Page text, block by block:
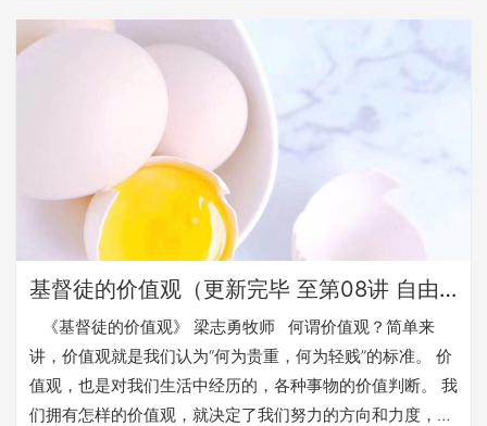
https://fy116.org/1eac 点击各讲的链接，或相应音频小三角
前的“►”就可以播放收听了，后面的“下载按钮”则可以把录音
mp3下载到您的电脑或手机上： 第01讲 盼望的…
基督徒的价值观（更新完毕 至第08讲 自由的价值）
​ 《基督徒的价值观》 梁志勇牧师 何谓价值观？简单来
讲，价值观就是我们认为“何为贵重，何为轻贱”的标准。 价
值观，也是对我们生活中经历的，各种事物的价值判断。 我
们拥有怎样的价值观，就决定了我们努力的方向和力度，也